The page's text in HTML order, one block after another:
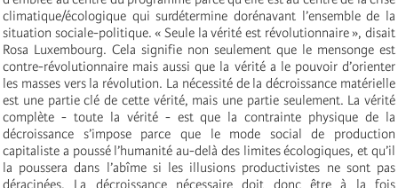
climatique/écologique qui surdétermine dorénavant l’ensemble de la
situation sociale-politique. « Seule la vérité est révolutionnaire », disait
Rosa Luxembourg. Cela signifie non seulement que le mensonge est
contre-révolutionnaire mais aussi que la vérité a le pouvoir d’orienter
les masses vers la révolution. La nécessité de la décroissance matérielle
est une partie clé de cette vérité, mais une partie seulement. La vérité
complète - toute la vérité - est que la contrainte physique de la
décroissance s’impose parce que le mode social de production
capitaliste a poussé l’humanité au-delà des limites écologiques, et qu’il
la poussera dans l’abîme si les illusions productivistes ne sont pas
déracinées. La décroissance nécessaire doit donc être à la fois